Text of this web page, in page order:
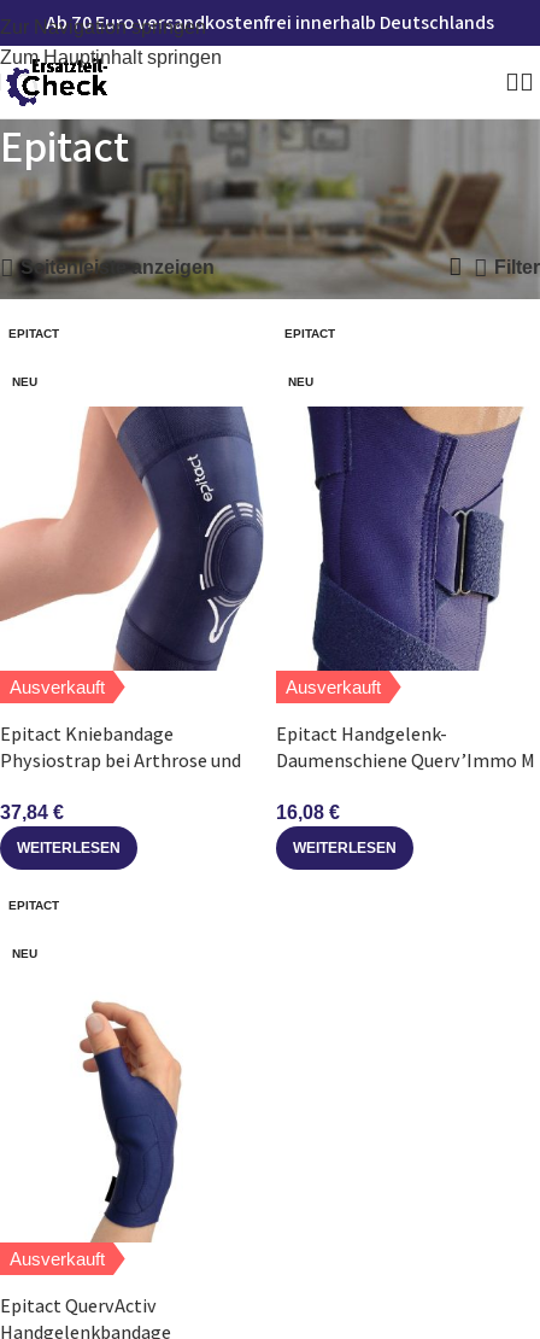
Zur Navigation springen
Zum Hauptinhalt springen
Ab 70 Euro versandkostenfrei innerhalb Deutschlands
Epitact
Startseite» Epitact Alle 3 Ergebnisse werden angezeigt
Seitenleiste anzeigen Filter
EPITACT
NEU
Ausverkauft
Epitact Kniebandage
Physiostrap bei Arthrose und
37,84 €
WEITERLESEN
EPITACT
NEU
Ausverkauft
Epitact Handgelenk-
Daumenschiene Querv’Immo M
16,08 €
WEITERLESEN
EPITACT
NEU
Ausverkauft
Epitact QuervActiv
Handgelenkbandage